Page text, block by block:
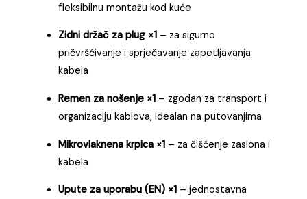
fleksibilnu montažu kod kuće
Zidni držač za plug ×1 – za sigurno
pričvršćivanje i sprječavanje zapetljavanja
kabela
Remen za nošenje ×1 – zgodan za transport i
organizaciju kablova, idealan na putovanjima
Mikrovlaknena krpica ×1 – za čišćenje zaslona i
kabela
Upute za uporabu (EN) ×1 – jednostavna